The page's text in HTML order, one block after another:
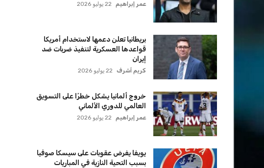
عمر إبراهيم 22 يوليو 2026
بريطانيا تعلن دعمها لاستخدام أمريكا
قواعدها العسكرية لتنفيذ ضربات ضد
إيران
كريم أشرف 22 يوليو 2026
خروج ألمانيا يشكل خطرًا على التسويق
العالمي للدوري الألماني
عمر إبراهيم 22 يوليو 2026
يويفا يفرض عقوبات على سيسكا صوفيا
بسبب التحية النازية في المباريات